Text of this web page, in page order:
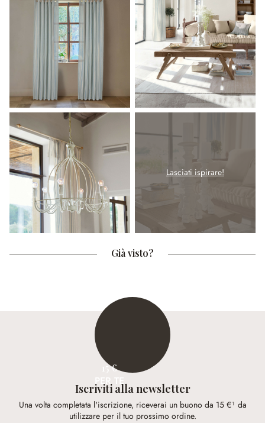
Lasciati ispirare!
Già visto?
15 €
PER TE
Iscriviti alla newsletter
Una volta completata l'iscrizione, riceverai un buono da 15 €¹ da
utilizzare per il tuo prossimo ordine.